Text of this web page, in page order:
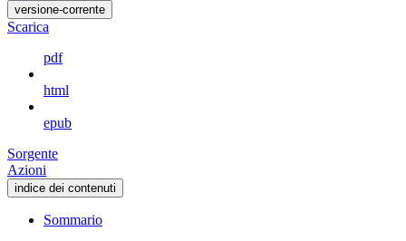
versione-corrente
Scarica
pdf
html
epub
Sorgente
Azioni
indice dei contenuti
Sommario